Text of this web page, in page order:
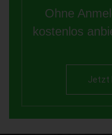
Ohne
kostenlos
Jetzt